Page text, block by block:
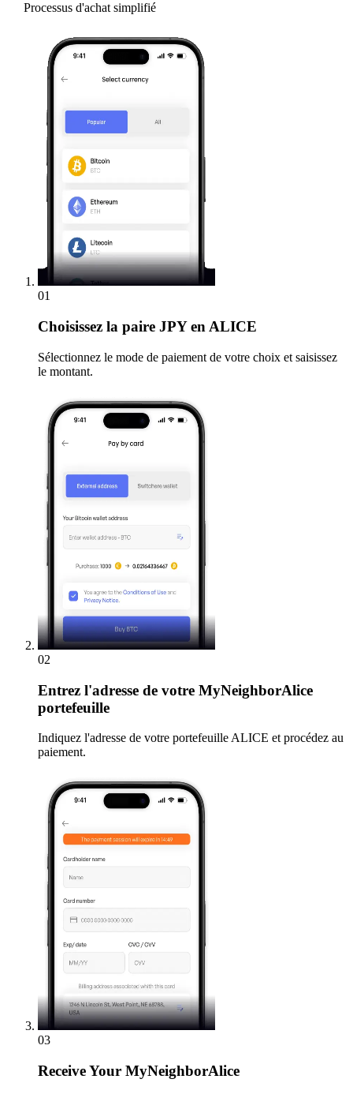
Processus d'achat simplifié
01
Choisissez la paire JPY en ALICE
Sélectionnez le mode de paiement de votre choix et saisissez
le montant.
02
Entrez l'adresse de votre MyNeighborAlice
portefeuille
Indiquez l'adresse de votre portefeuille ALICE et procédez au
paiement.
03
ReceiveYour MyNeighborAlice